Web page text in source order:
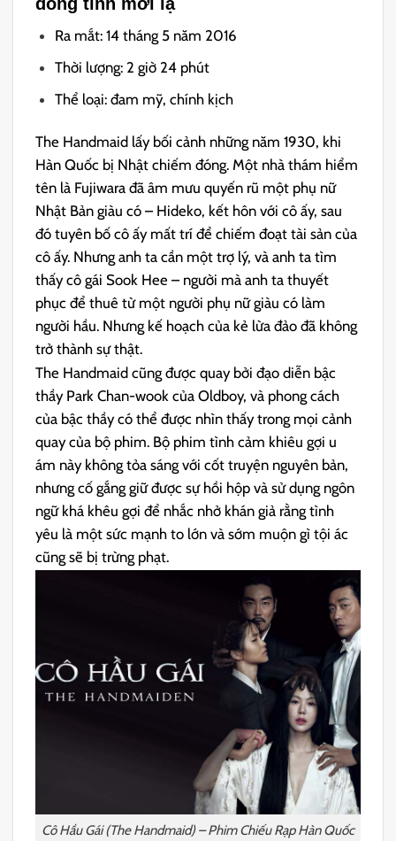
Ra mắt: 14 tháng 5 năm 2016
Thời lượng: 2 giờ 24 phút
Thể loại: đam mỹ, chính kịch
The Handmaid lấy bối cảnh những năm 1930, khi
Hàn Quốc bị Nhật chiếm đóng. Một nhà thám hiểm
tên là Fujiwara đã âm mưu quyến rũ một phụ nữ
Nhật Bản giàu có – Hideko, kết hôn với cô ấy, sau
đó tuyên bố cô ấy mất trí để chiếm đoạt tài sản của
cô ấy. Nhưng anh ta cần một trợ lý, và anh ta tìm
thấy cô gái Sook Hee – người mà anh ta thuyết
phục để thuê từ một người phụ nữ giàu có làm
người hầu. Nhưng kế hoạch của kẻ lừa đảo đã không
trở thành sự thật.
The Handmaid cũng được quay bởi đạo diễn bậc
thầy Park Chan-wook của Oldboy, và phong cách
của bậc thầy có thể được nhìn thấy trong mọi cảnh
quay của bộ phim. Bộ phim tình cảm khiêu gợi u
ám này không tỏa sáng với cốt truyện nguyên bản,
nhưng cố gắng giữ được sự hồi hộp và sử dụng ngôn
ngữ khá khêu gợi để nhắc nhở khán giả rằng tình
yêu là một sức mạnh to lớn và sớm muộn gì tội ác
cũng sẽ bị trừng phạt.
Cô Hầu Gái (The Handmaid) – Phim Chiếu Rạp Hàn Quốc